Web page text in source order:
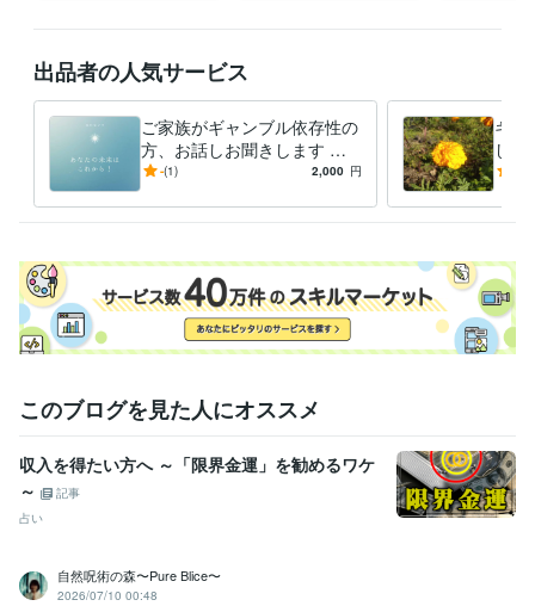
出品者の人気サービス
ご家族がギャンブル依存性の
方、お話しお聞きします 借
金、横領、逮捕など起こしま
です。
-(1) 2,000 円
ギャ
し
生は
このブログを見た人にオススメ
収入を得たい方へ ～「限界金運」を勧めるワケ
～
記事
占い
自然呪術の森〜Pure Blice〜
2026/07/10 00:48